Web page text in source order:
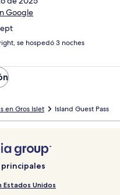
Google
se hospedó 3 noches
en Gros Islet Island Guest Pass
Estados Unidos